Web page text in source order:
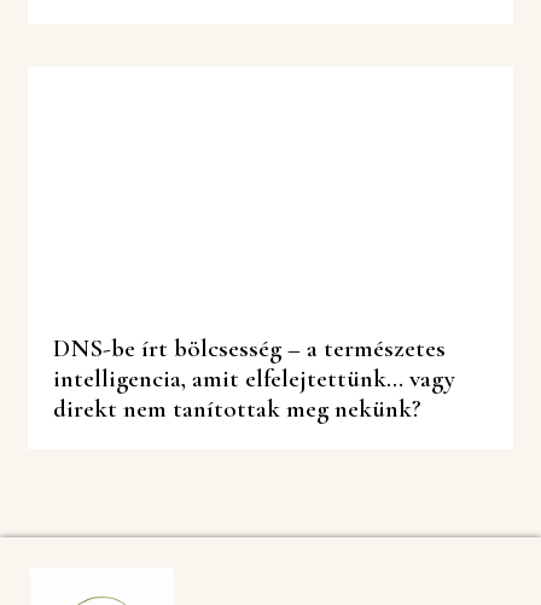
DNS-be írt bölcsesség – a természetes
intelligencia, amit elfelejtettünk… vagy
direkt nem tanítottak meg nekünk?